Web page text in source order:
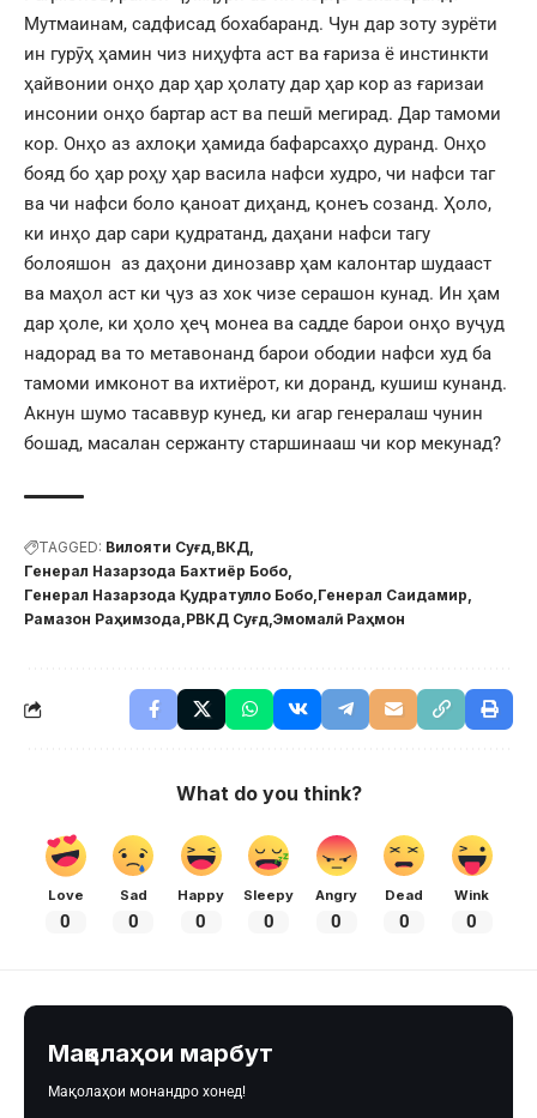
Мутмаинам, садфисад бохабаранд. Чун дар зоту зурёти
ин гурӯҳ ҳамин чиз ниҳуфта аст ва ғариза ё инстинкти
ҳайвонии онҳо дар ҳар ҳолату дар ҳар кор аз ғаризаи
инсонии онҳо бартар аст ва пешӣ мегирад. Дар тамоми
кор. Онҳо аз ахлоқи ҳамида бафарсахҳо дуранд. Онҳо
бояд бо ҳар роҳу ҳар васила нафси худро, чи нафси таг
ва чи нафси боло қаноат диҳанд, қонеъ созанд. Ҳоло,
ки инҳо дар сари қудратанд, даҳани нафси тагу
болояшон аз даҳони динозавр ҳам калонтар шудааст
ва маҳол аст ки ҷуз аз хок чизе серашон кунад. Ин ҳам
дар ҳоле, ки ҳоло ҳеҷ монеа ва садде барои онҳо вуҷуд
надорад ва то метавонанд барои ободии нафси худ ба
тамоми имконот ва ихтиёрот, ки доранд, кушиш кунанд.
Акнун шумо тасаввур кунед, ки агар генералаш чунин
бошад, масалан сержанту старшинааш чи кор мекунад?
TAGGED: Вилояти Суғд ВКД
Генерал Назарзода Бахтиёр Бобо
Генерал Назарзода Қудратулло Бобо Генерал Саидамир
Рамазон Раҳимзода РВКД Суғд Эмомалӣ Раҳмон
What do you think?
Love
0
Sad
0
Happy
0
Sleepy
0
Angry
0
Dead
0
Wink
0
Мақолаҳои марбут
Мақолаҳои монандро хонед!